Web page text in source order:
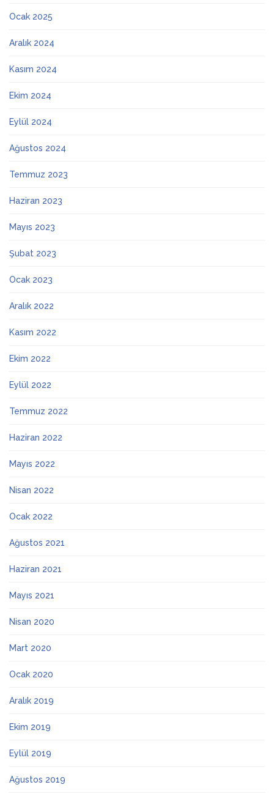
Ocak 2025
Aralık 2024
Kasım 2024
Ekim 2024
Eylül 2024
Ağustos 2024
Temmuz 2023
Haziran 2023
Mayıs 2023
Şubat 2023
Ocak 2023
Aralık 2022
Kasım 2022
Ekim 2022
Eylül 2022
Temmuz 2022
Haziran 2022
Mayıs 2022
Nisan 2022
Ocak 2022
Ağustos 2021
Haziran 2021
Mayıs 2021
Nisan 2020
Mart 2020
Ocak 2020
Aralık 2019
Ekim 2019
Eylül 2019
Ağustos 2019